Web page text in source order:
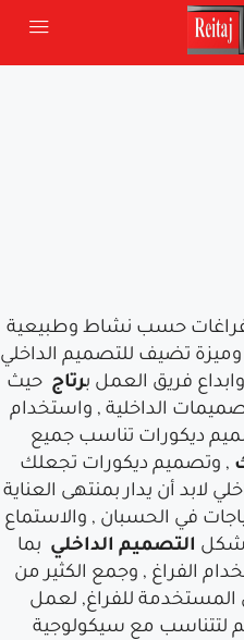
حسب نشاط وطبيعية
تضيف للتصميم الداخلي
فريق العمل برتاج حيث
الداخلية , واستخدام
ديكورات تناسب جميع
, وتصميم ديكورات تجعلك
لابد أن يدار بمنتهى العناية
في الحسبان , والاستماع
شكل التصميم الداخلي بما
الفراغ , وجمع الكثير من
للفراغ, لعمل
لتتناسب مع سيكولوجية